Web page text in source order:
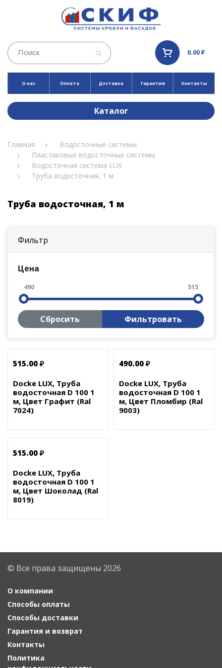
0.00 ₽
О нас Оплата Доставка Гарантия Контакты
Каталог
Главная
Водосточные системы
Пластиковые водосточные системы
Водосточная система LUX
Труба водосточная, 1 м
Труба водосточная, 1 м
Фильтр
Цена
490 515
Сбросить Фильтровать
515.00 ₽
Docke LUX, Труба
водосточная D 100 1
м, Цвет Графит (Ral
7024)
490.00 ₽
Docke LUX, Труба
водосточная D 100 1
м, Цвет Пломбир (Ral
9003)
515.00 ₽
Docke LUX, Труба
водосточная D 100 1
м, Цвет Шоколад (Ral
8019)
© Все права защищены 2026
О компании
Способы оплаты
Способы доставки
Гарантия и возврат
Контакты
Политика